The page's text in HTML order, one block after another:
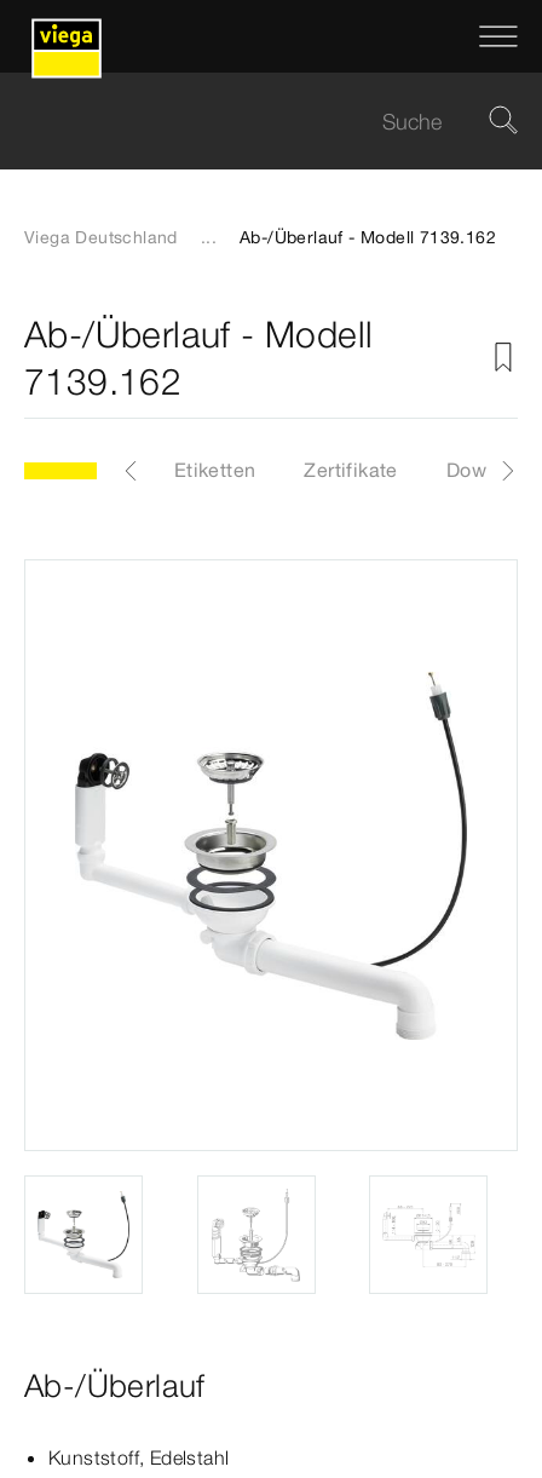
Viega Deutschland ... Ab-/Überlauf - Modell 7139.162
Ab-/Überlauf - Modell
7139.162
Artikel Etiketten Zertifikate
Ab-/Überlauf
Kunststoff, Edelstahl